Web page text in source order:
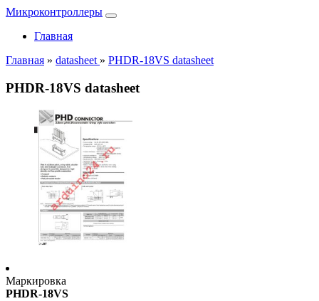
Микроконтроллеры
Главная
Главная » datasheet » PHDR-18VS datasheet
PHDR-18VS datasheet
Маркировка
PHDR-18VS